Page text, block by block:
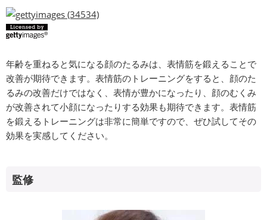
年齢を重ねると気になる顔のたるみは、表情筋を鍛えることで
改善が期待できます。表情筋のトレーニングをすると、顔のた
るみの改善だけではなく、表情が豊かになったり、顔のむくみ
が改善されて小顔になったりする効果も期待できます。表情筋
を鍛えるトレーニングは非常に簡単ですので、ぜひ試してその
効果を実感してください。
監修